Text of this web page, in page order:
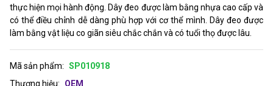
thực hiện mọi hành động. Dây đeo được làm bằng nhựa cao cấp và
có thể điều chỉnh dễ dàng phù hợp với cơ thể mình. Dây đeo được
làm bằng vật liệu co giãn siêu chắc chắn và có tuổi thọ được lâu.
Mã sản phẩm: SP010918
Thương hiệu:
OEM